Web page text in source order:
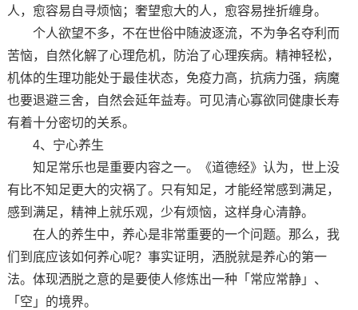
人，愈容易自寻烦恼；奢望愈大的人，愈容易挫折缠身。
个人欲望不多，不在世俗中随波逐流，不为争名夺利而
苦恼，自然化解了心理危机，防治了心理疾病。精神轻松，
机体的生理功能处于最佳状态，免疫力高，抗病力强，病魔
也要退避三舍，自然会延年益寿。可见清心寡欲同健康长寿
有着十分密切的关系。
4、宁心养生
知足常乐也是重要内容之一。《道德经》认为，世上没
有比不知足更大的灾祸了。只有知足，才能经常感到满足，
感到满足，精神上就乐观，少有烦恼，这样身心清静。
在人的养生中，养心是非常重要的一个问题。那么，我
们到底应该如何养心呢？事实证明，洒脱就是养心的第一
法。体现洒脱之意的是要使人修炼出一种「常应常静」、
「空」的境界。